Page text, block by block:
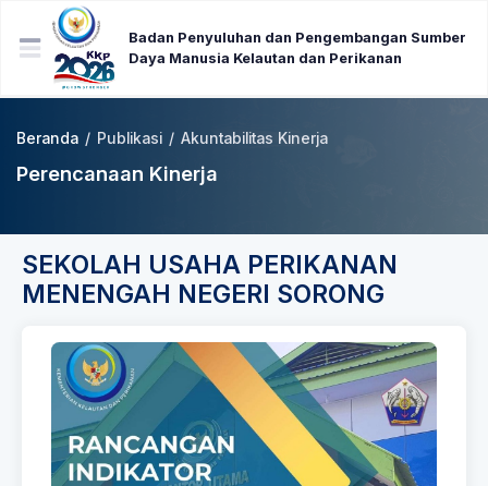
Badan Penyuluhan dan Pengembangan Sumber
Daya Manusia Kelautan dan Perikanan
Beranda / Publikasi / Akuntabilitas Kinerja
Perencanaan Kinerja
SEKOLAH USAHA PERIKANAN
MENENGAH NEGERI SORONG